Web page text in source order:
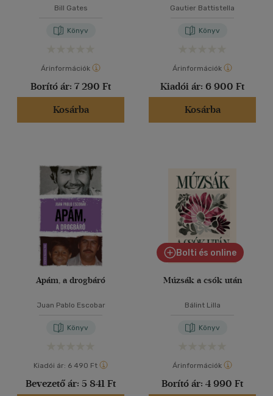
Bill Gates
Könyv
Árinformációk
Borító ár: 7 290 Ft
Kosárba
Gautier Battistella
Könyv
Árinformációk
Kiadói ár: 6 900 Ft
Kosárba
Apám, a drogbáró
Juan Pablo Escobar
Könyv
Kiadói ár: 6 490 Ft
Bevezető ár: 5 841 Ft
Bolti és online
Múzsák a csók után
Bálint Lilla
Könyv
Árinformációk
Borító ár: 4 990 Ft